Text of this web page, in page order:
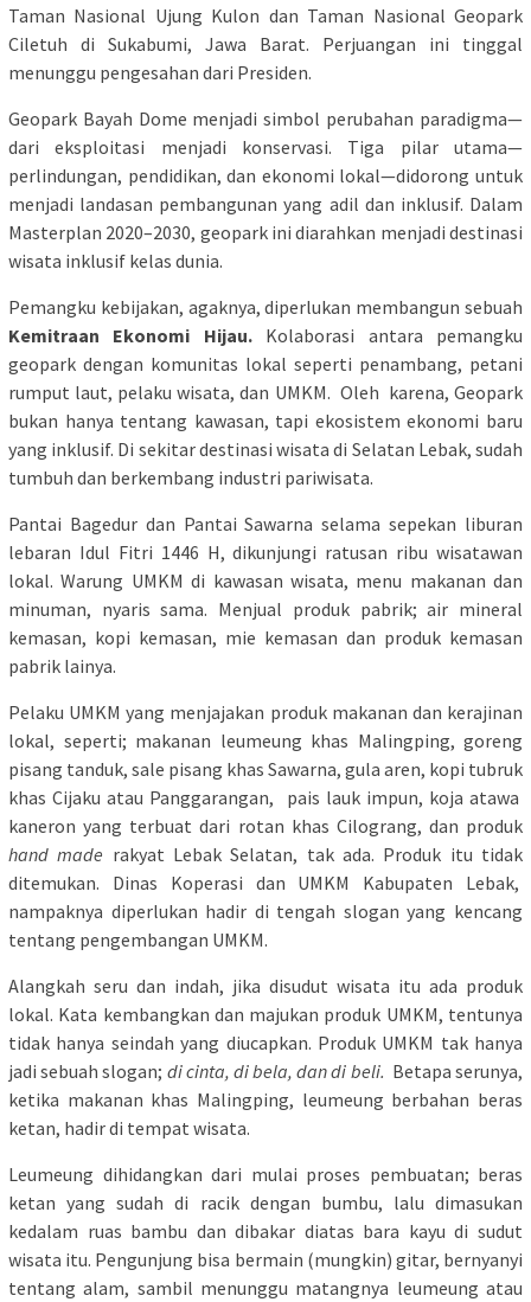
Taman Nasional Ujung Kulon dan Taman Nasional Geopark
Ciletuh di Sukabumi, Jawa Barat. Perjuangan ini tinggal
menunggu pengesahan dari Presiden.
Geopark Bayah Dome menjadi simbol perubahan paradigma—
dari eksploitasi menjadi konservasi. Tiga pilar utama—
perlindungan, pendidikan, dan ekonomi lokal—didorong untuk
menjadi landasan pembangunan yang adil dan inklusif. Dalam
Masterplan 2020–2030, geopark ini diarahkan menjadi destinasi
wisata inklusif kelas dunia.
Pemangku kebijakan, agaknya, diperlukan membangun sebuah
Kemitraan Ekonomi Hijau. Kolaborasi antara pemangku
geopark dengan komunitas lokal seperti penambang, petani
rumput laut, pelaku wisata, dan UMKM. Oleh karena, Geopark
bukan hanya tentang kawasan, tapi ekosistem ekonomi baru
yang inklusif. Di sekitar destinasi wisata di Selatan Lebak, sudah
tumbuh dan berkembang industri pariwisata.
Pantai Bagedur dan Pantai Sawarna selama sepekan liburan
lebaran Idul Fitri 1446 H, dikunjungi ratusan ribu wisatawan
lokal. Warung UMKM di kawasan wisata, menu makanan dan
minuman, nyaris sama. Menjual produk pabrik; air mineral
kemasan, kopi kemasan, mie kemasan dan produk kemasan
pabrik lainya.
Pelaku UMKM yang menjajakan produk makanan dan kerajinan
lokal, seperti; makanan leumeung khas Malingping, goreng
pisang tanduk, sale pisang khas Sawarna, gula aren, kopi tubruk
khas Cijaku atau Panggarangan, pais lauk impun, koja atawa
kaneron yang terbuat dari rotan khas Cilograng, dan produk
hand made rakyat Lebak Selatan, tak ada. Produk itu tidak
ditemukan. Dinas Koperasi dan UMKM Kabupaten Lebak,
nampaknya diperlukan hadir di tengah slogan yang kencang
tentang pengembangan UMKM.
Alangkah seru dan indah, jika disudut wisata itu ada produk
lokal. Kata kembangkan dan majukan produk UMKM, tentunya
tidak hanya seindah yang diucapkan. Produk UMKM tak hanya
jadi sebuah slogan; di cinta, di bela, dan di beli. Betapa serunya,
ketika makanan khas Malingping, leumeung berbahan beras
ketan, hadir di tempat wisata.
Leumeung dihidangkan dari mulai proses pembuatan; beras
ketan yang sudah di racik dengan bumbu, lalu dimasukan
kedalam ruas bambu dan dibakar diatas bara kayu di sudut
wisata itu. Pengunjung bisa bermain (mungkin) gitar, bernyanyi
tentang alam, sambil menunggu matangnya leumeung atau